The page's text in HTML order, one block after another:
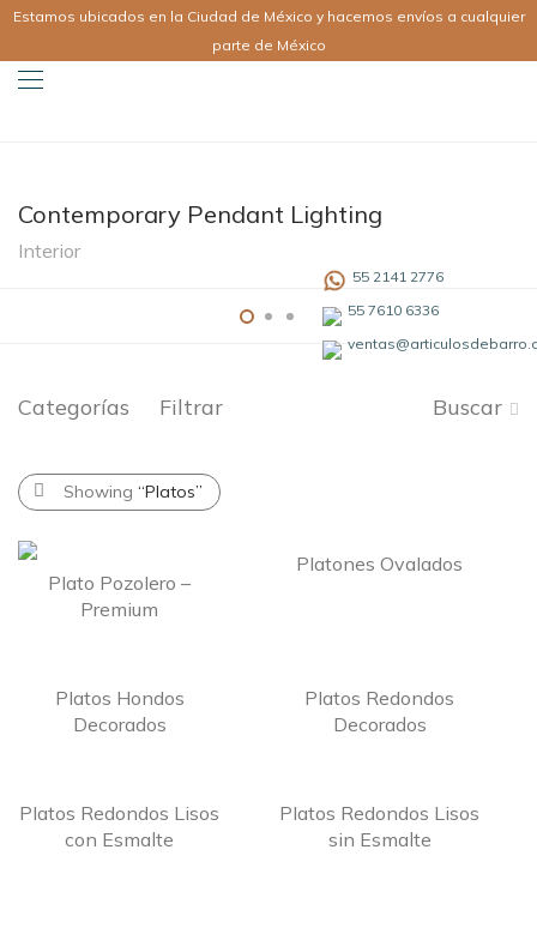
Estamos ubicados en la Ciudad de México y hacemos envíos a cualquier
parte de México
55 2141 2776
55 7610 6336
Contemporary Pendant Lighting
Interior
Categorías Filtrar Buscar
Showing “Platos”
Plato Pozolero –
Premium
Platones Ovalados
Platos Hondos
Decorados
Platos Redondos
Decorados
Platos Redondos Lisos
con Esmalte
Platos Redondos Lisos
sin Esmalte